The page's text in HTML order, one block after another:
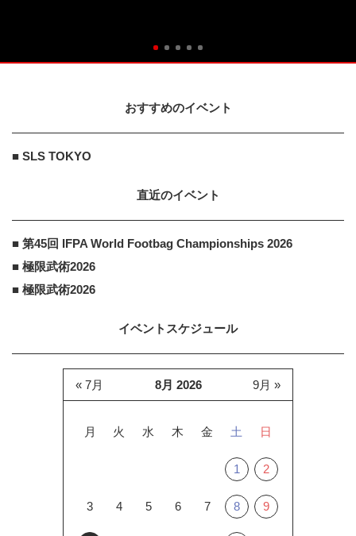
おすすめのイベント
■ SLS TOKYO
直近のイベント
■ 第45回 IFPA World Footbag Championships 2026
■ 極限武術2026
■ 極限武術2026
イベントスケジュール
8月 2026
月 火 水 木 金 土 日
1 2
3 4 5 6 7 8 9
« 7月 9月 »